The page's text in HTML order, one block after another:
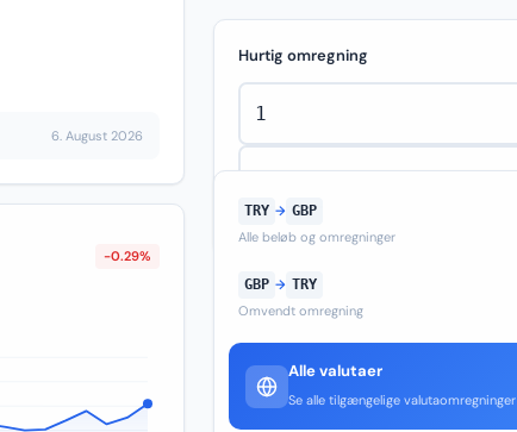
6. August 2026
-0.29%
Hurtig omregning
TRY → GBP
Alle beløb og omregninger
GBP → TRY
Omvendt omregning
Alle valutaer
Se alle tilgængelige valutaomregninger